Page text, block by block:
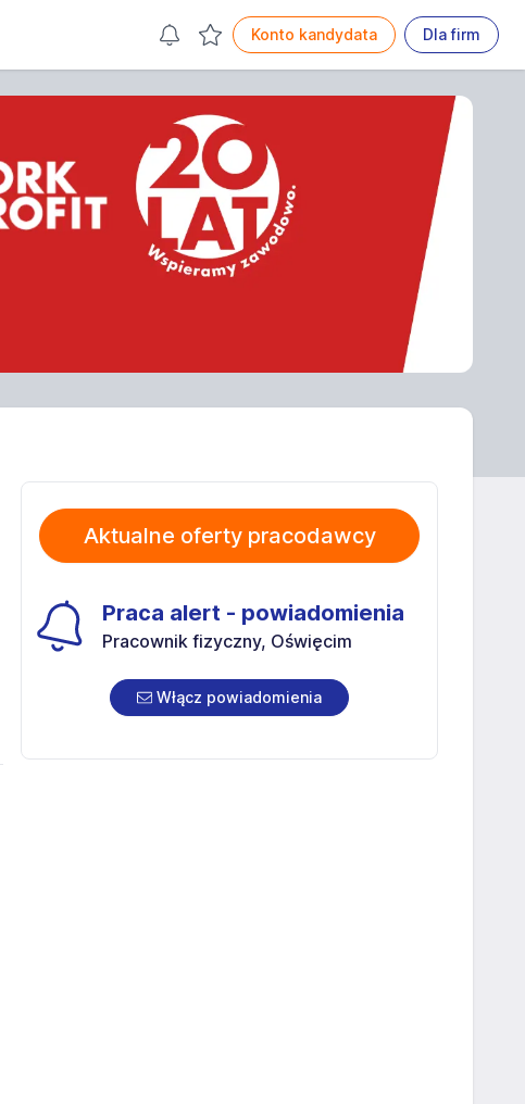
Konto kandydata Dla firm
Aktualne oferty pracodawcy
Praca alert - powiadomienia
Pracownik fizyczny, Oświęcim
Włącz powiadomienia